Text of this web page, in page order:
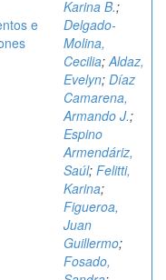
e
Karina B.;
Delgado-
Molina,
Cecilia;Aldaz,
Evelyn; Díaz
Camarena,
Armando J.;
Espino
Armendáriz,
Saúl; Felitti,
Karina;
Figueroa,
Juan
Guillermo;
Fosado,